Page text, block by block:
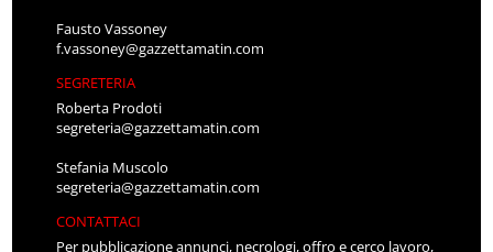
Fausto Vassoney
f.vassoney@gazzettamatin.com
SEGRETERIA
Roberta Prodoti
segreteria@gazzettamatin.com
Stefania Muscolo
segreteria@gazzettamatin.com
CONTATTACI
Per pubblicazione annunci, necrologi, offro e cerco lavoro,